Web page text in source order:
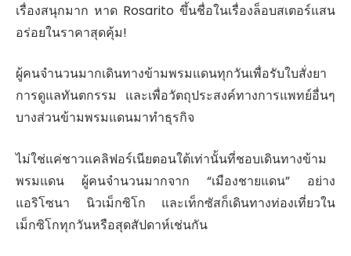
เรื่องสนุกมาก หาด Rosarito ขึ้นชื่อในเรื่องล็อบสเตอร์แสน
อร่อยในราคาสุดคุ้ม!
ผู้คนจำนวนมากเดินทางข้ามพรมแดนทุกวันเพื่อรับใบสั่งยา
การดูแลทันตกรรม และเพื่อวัตถุประสงค์ทางการแพทย์อื่นๆ
บางส่วนข้ามพรมแดนมาทำธุรกิจ
ไม่ใช่แค่ชาวแคลิฟอร์เนียตอนใต้เท่านั้นที่ชอบเดินทางข้าม
พรมแดน ผู้คนจำนวนมากจาก “เมืองชายแดน” อย่าง
แอริโซนา นิวเม็กซิโก และเท็กซัสก็เดินทางท่องเที่ยวใน
เม็กซิโกทุกวันหรือสุดสัปดาห์เช่นกัน